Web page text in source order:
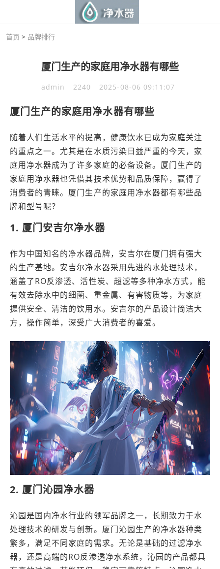
首页 > 品牌排行
厦门生产的家庭用净水器有哪些
admin 2240 2025-08-06 09:11:07
厦门生产的家庭用净水器有哪些
随着人们生活水平的提高，健康饮水已成为家庭关注
的重点之一。尤其是在水质污染日益严重的今天，家
庭用净水器成为了许多家庭的必备设备。厦门生产的
家庭用净水器也凭借其技术优势和品质保障，赢得了
消费者的青睐。厦门生产的家庭用净水器都有哪些品
牌和型号呢？
1. 厦门安吉尔净水器
作为中国知名的净水器品牌，安吉尔在厦门拥有强大
的生产基地。安吉尔净水器采用先进的水处理技术，
涵盖了RO反渗透、活性炭、超滤等多种净水方式，能
有效去除水中的细菌、重金属、有害物质等，为家庭
提供安全、清洁的饮用水。安吉尔的产品设计简洁大
方，操作简单，深受广大消费者的喜爱。
2. 厦门沁园净水器
沁园是国内净水行业的领军品牌之一，长期致力于水
处理技术的研发与创新。厦门沁园生产的净水器种类
繁多，满足不同家庭的需求。无论是基础的过滤净水
器，还是高端的RO反渗透净水系统，沁园的产品都具